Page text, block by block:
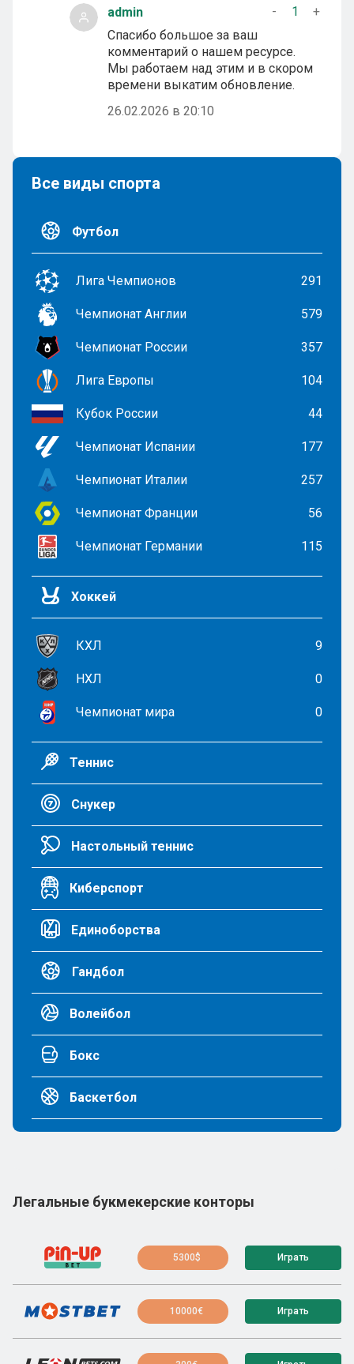
admin - 1
+
Спасибо большое за ваш
комментарий о нашем ресурсе.
Мы работаем над этим и в скором
времени выкатим обновление.
26.02.2026 в 20:10
Все виды спорта
Футбол
Лига Чемпионов 291
Чемпионат Англии 579
Чемпионат России 357
Лига Европы 104
Кубок России 44
Чемпионат Испании 177
Чемпионат Италии 257
Чемпионат Франции 56
Чемпионат Германии 115
Хоккей
КХЛ 9
НХЛ 0
Чемпионат мира 0
Теннис
Снукер
Настольный теннис
Киберспорт
Единоборства
Гандбол
Волейбол
Бокс
Баскетбол
Легальные букмекерские конторы
5300$ Играть
10000€ Играть